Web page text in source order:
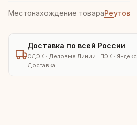
Местонахождение товараРеутов
Доставка по всей России
СДЭК · Деловые Линии · ПЭК · Яндекс
Доставка